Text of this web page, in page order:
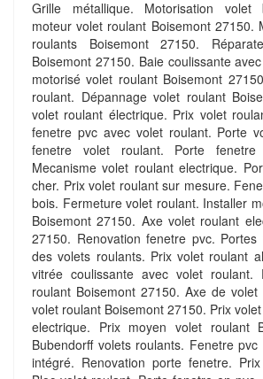
Grille métallique. Motorisation volet
moteur volet roulant Boisemont 27150.
roulants Boisemont 27150.
Boisemont 27150. Baie coulissante
motorisé volet roulant Boisemont
roulant. Dépannage volet roulant
volet roulant électrique. Prix volet
fenetre pvc avec volet roulant. Porte
fenetre volet roulant. Porte fenetre
Mecanisme volet roulant electrique.
cher. Prix volet roulant sur mesure.
bois. Fermeture volet roulant. Installer
Boisemont 27150. Axe volet roulant
27150. Renovation fenetre pvc.
des volets roulants. Prix volet roulant
vitrée coulissante avec volet roulant.
roulant Boisemont 27150. Axe de
volet roulant Boisemont 27150. Prix
electrique. Prix moyen volet roulant
Bubendorff volets roulants. Fenetre
intégré. Renovation porte fenetre.